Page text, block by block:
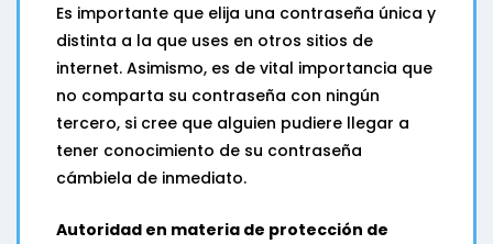
Es importante que elija una contraseña única y
distinta a la que uses en otros sitios de
internet. Asimismo, es de vital importancia que
no comparta su contraseña con ningún
tercero, si cree que alguien pudiere llegar a
tener conocimiento de su contraseña
cámbiela de inmediato.
Autoridad en materia de protección de